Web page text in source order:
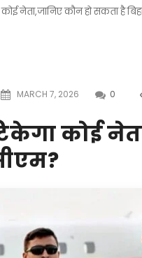
नेता,जानिए कौन हो सकता है
MARCH 7, 2026 0
कोई